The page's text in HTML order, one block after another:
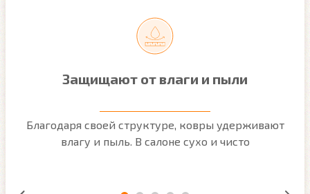
Защищают от влаги и пыли
Благодаря своей структуре, ковры удерживают
влагу и пыль. В салоне сухо и чисто